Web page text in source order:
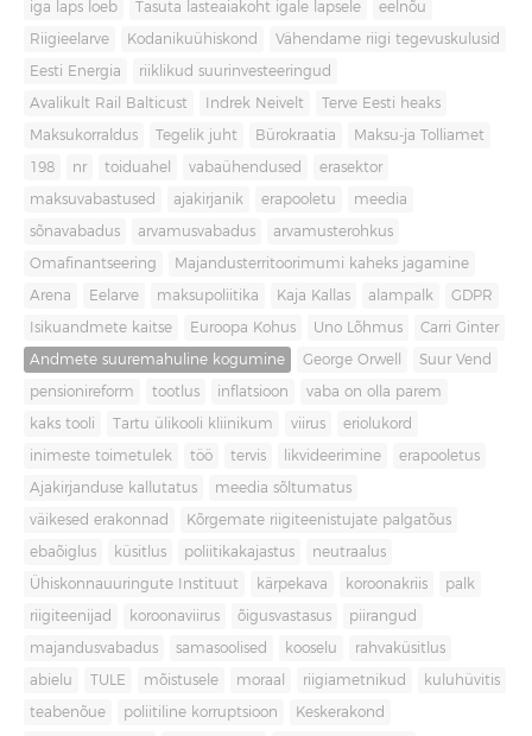
iga laps loeb Tasuta lasteaiakoht igale lapsele eelnõu
Riigieelarve Kodanikuühiskond Vähendame riigi tegevuskulusid
Eesti Energia riiklikud suurinvesteeringud
Avalikult Rail Balticust Indrek Neivelt Terve Eesti heaks
Maksukorraldus Tegelik juht Bürokraatia Maksu-ja Tolliamet
198 nr toiduahel vabaühendused erasektor
maksuvabastused ajakirjanik erapooletu meedia
sõnavabadus arvamusvabadus arvamusterohkus
Omafinantseering Majandusterritoorimumi kaheks jagamine
Arena Eelarve maksupoliitika Kaja Kallas alampalk GDPR
Isikuandmete kaitse Euroopa Kohus Uno Lõhmus Carri Ginter
Andmete suuremahuline kogumine George Orwell Suur Vend
pensionireform tootlus inflatsioon vaba on olla parem
kaks tooli Tartu ülikooli kliinikum viirus eriolukord
inimeste toimetulek töö tervis likvideerimine erapooletus
Ajakirjanduse kallutatus meedia sõltumatus
väikesed erakonnad Kõrgemate riigiteenistujate palgatõus
ebaõiglus küsitlus poliitikakajastus neutraalus
Ühiskonnauuringute Instituut kärpekava koroonakriis palk
riigiteenijad koroonaviirus õigusvastasus piirangud
majandusvabadus samasoolised kooselu rahvaküsitlus
abielu TULE mõistusele moraal riigiametnikud kuluhüvitis
teabenõue poliitiline korruptsioon Keskerakond